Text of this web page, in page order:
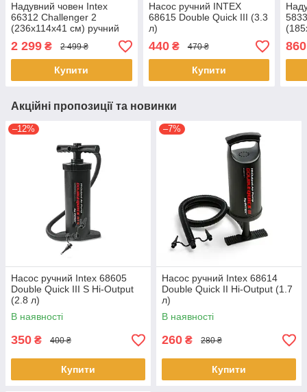
Надувний човен Intex
66312 Challenger 2
(236х114х41 см) ручний
насос 0.9 л, весла 2 шт.
2 299 ₴ 2 499 ₴
Купити
Насос ручний INTEX
68615 Double Quick III (3.3
л)
440₴ 470 ₴
Купити
860
Акційні пропозиції та новинки
–12%
Насос ручний Intex 68605
Double Quick III S Hi-Output
(2.8 л)
В наявності
350 ₴ 400 ₴
Купити
–7%
Насос ручний Intex 68614
Double Quick II Hi-Output (1.7
л)
В наявності
260 ₴ 280 ₴
Купити